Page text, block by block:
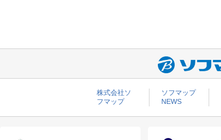
株式会社ソ
フマップ
ソフマップ
NEWS